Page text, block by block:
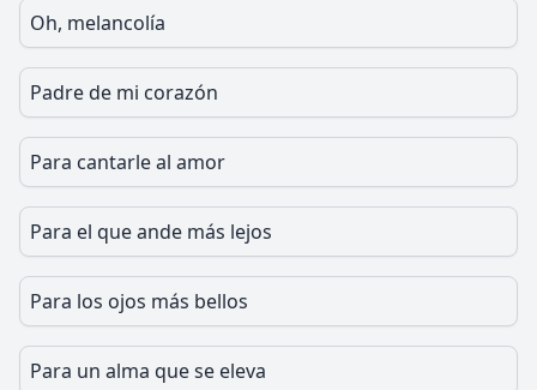
Oh, melancolía
Padre de mi corazón
Para cantarle al amor
Para el que ande más lejos
Para los ojos más bellos
Para un alma que se eleva